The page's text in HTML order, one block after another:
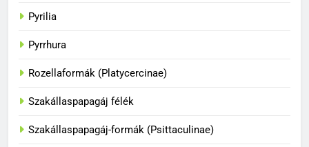
Pyrilia
Pyrrhura
Rozellaformák (Platycercinae)
Szakállaspapagáj félék
Szakállaspapagáj-formák (Psittaculinae)
36
1
kiszabadult?